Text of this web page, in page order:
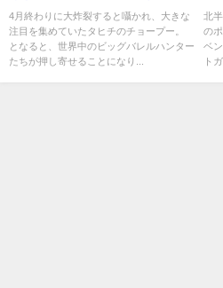
へのスラブツアー動画
4月終わりに大炸裂すると囁かれ、大きな
注目を集めていたタヒチのチョープー。
となると、世界中のビッグバレルハンター
たちが押し寄せることになり...
ー
北
の
ベ
ト